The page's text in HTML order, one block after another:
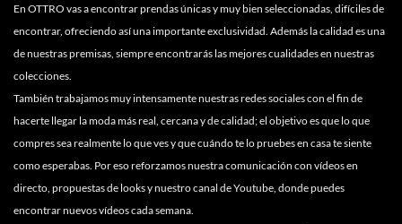
En OTTRO vas a encontrar prendas únicas y muy bien seleccionadas, difíciles de
encontrar, ofreciendo así una importante exclusividad. Además la calidad es una
de nuestras premisas, siempre encontrarás las mejores cualidades en nuestras
colecciones.
También trabajamos muy intensamente nuestras redes sociales con el fin de
hacerte llegar la moda más real, cercana y de calidad; el objetivo es que lo que
compres sea realmente lo que ves y que cuándo te lo pruebes en casa te siente
como esperabas. Por eso reforzamos nuestra comunicación con vídeos en
directo, propuestas de looks y nuestro canal de Youtube, donde puedes
encontrar nuevos vídeos cada semana.